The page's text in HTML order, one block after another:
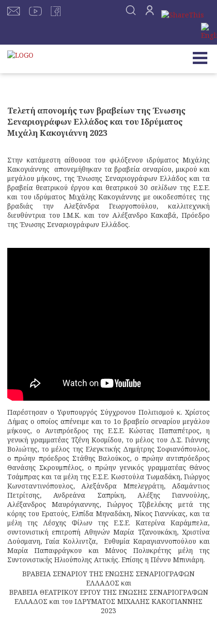
Τελετή απονομής των βραβείων της Ένωσης
Σεναριογράφων Ελλάδος και του Ιδρύματος
Μιχάλη Κακογιάννη 2023
Στην κατάμεστη αίθουσα του φιλόξενου ιδρύματος Μιχάλης
Κακογιάννης απονεμήθηκαν τα βραβεία σεναρίου, μικρού και
μεγάλου μήκους, της Ένωσης Σεναριογράφων Ελλάδος και τα
βραβεία θεατρικού έργου και θεατρικού 30 σελίδων της Ε.Σ.Ε.
και του ιδρύματος Μιχάλης Κακογιάννης με οικοδεσπότες της
βραδιάς την Αλεξάνδρα Γεωργοπούλου, καλλιτεχνική
διευθύντρια του Ι.Μ.Κ. και τον Αλέξανδρο Κακαβά, Πρόεδρο
της Ένωσης Σεναριογράφων Ελλάδος.
Παρέστησαν ο Υφυπουργός Σύγχρονου Πολιτισμού κ. Χρίστος
Δήμας ο οποίος απένειμε και το 1ο βραβείο σεναρίου μεγάλου
μήκους, ο Αντιπρόεδρος της Ε.Σ.Ε. Κώστας Παπαπέτρος, η
γενική γραμματέας Τζένη Κοσμίδου, το μέλος του Δ.Σ. Γιάννης
Βολιώτης, το μέλος της Ελεγκτικής Δημήτρης Σοφιανόπουλος,
ο πρώην πρόεδρος Στάθης Βαλούκος, ο πρώην αντιπρόεδρος
Θανάσης Σκρουμπέλος, ο πρώην γενικός γραμματέας Θάνος
Τσάμπρας και τα μέλη της Ε.Σ.Ε. Κωστούλα Τωμαδάκη, Γιώργος
Κωνσταντινόπουλος, Αλεξάνδρα Μπελεγράτη, Αδαμάντιος
Πετρίτσης, Ανδρεάνα Σαπρίκη, Αλέξης Γιαννούλης,
Αλέξανδρος Μαυρόγιαννης, Γιώργος Τζιβελέκης μετά της
κόρης του Ερατούς, Ελπίδα Μηναδάκη, Νίκος Γιαννίκας, και τα
μέλη της Λέσχης Φίλων της Ε.Σ.Ε. Κατερίνα Καράμπελα,
συντονιστική επιτροπή Αθηνών Μαρία Τζανουκάκη, Χριστίνα
Δούσμανη, Γαία Κολλιντζα, Ευθυμία Καραγιαννοπούλου και
Μαρία Παπαφράγκου και Μάνος Πολυκρέτης μέλη της
Συντονιστικής Ηλιούπολης Αττικής. Επίσης η Πέννυ Μπινιάρη.
ΒΡΑΒΕΙΑ ΣΕΝΑΡΙΟΥ ΤΗΣ ΕΝΩΣΗΣ ΣΕΝΑΡΙΟΓΡΑΦΩΝ
ΕΛΛΑΔΟΣ και
ΒΡΑΒΕΙΑ ΘΕΑΤΡΙΚΟΥ ΕΡΓΟΥ ΤΗΣ ΕΝΩΣΗΣ ΣΕΝΑΡΙΟΓΡΑΦΩΝ
ΕΛΛΑΔΟΣ και του ΙΔΡΥΜΑΤΟΣ ΜΙΧΑΛΗΣ ΚΑΚΟΓΙΑΝΝΗΣ
2023